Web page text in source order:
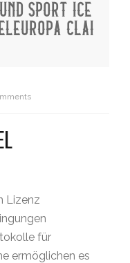
SPORT ICE
CLAI
Lizenz
für
ermöglichen es